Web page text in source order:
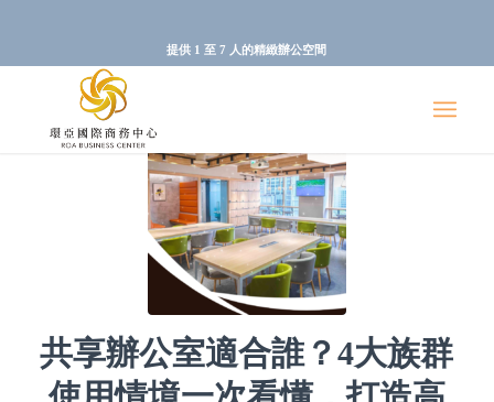
提供 1 至 7 人的精緻辦公空間
共享辦公室適合誰？4大族群